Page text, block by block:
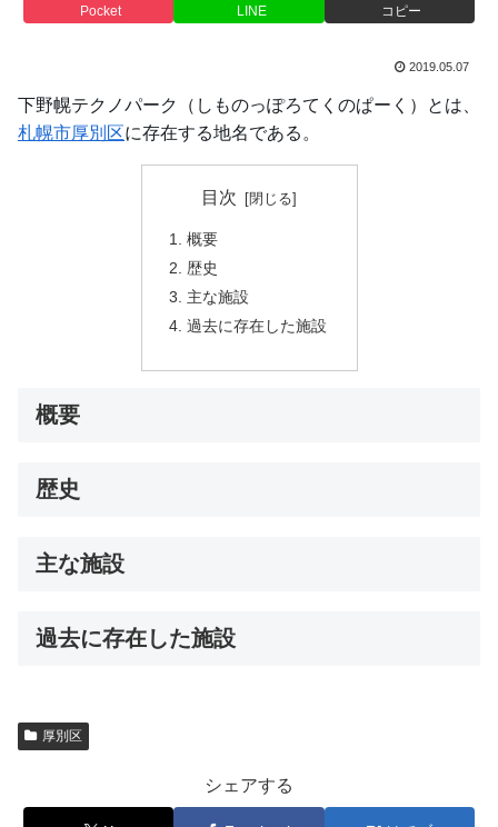
Pocket LINE コピー
2019.05.07
下野幌テクノパーク（しものっぽろてくのぱーく）とは、
札幌市厚別区に存在する地名である。
目次
概要
歴史
主な施設
過去に存在した施設
概要
歴史
主な施設
過去に存在した施設
厚別区
シェアする